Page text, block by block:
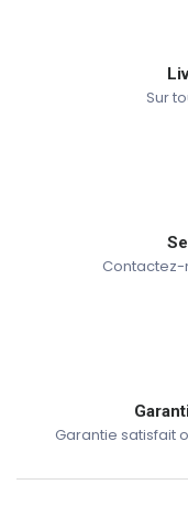
Sur
Contactez-
Garantie satisfait